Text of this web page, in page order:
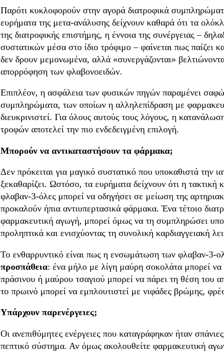
Παρότι κυκλοφορούν στην αγορά διατροφικά
ευρήματα της μετα-ανάλυσης δείχνουν καθαρά ότι τα
της διατροφικής επιστήμης, η έννοια της συνέργειας –
συστατικών μέσα στο ίδιο τρόφιμο – φαίνεται πως παίζει
δεν δρουν μεμονωμένα, αλλά «συνεργάζονται»
απορρόφηση των φλαβονοειδών.
Επιπλέον, η ασφάλεια των φυσικών πηγών παραμένει
συμπληρώματα, των οποίων η αλληλεπίδραση με
διευκρινιστεί. Για όλους αυτούς τους λόγους, η
τροφών αποτελεί την πιο ενδεδειγμένη επιλογή.
Μπορούν να αντικαταστήσουν τα φάρμακα;
Δεν πρόκειται για μαγικό συστατικό που υποκαθιστά την
ξεκαθαρίζει. Ωστόσο, τα ευρήματα δείχνουν ότι η
φλαβαν-3-όλες μπορεί να οδηγήσει σε μείωση της
προκαλούν ήπια αντιυπερτασικά φάρμακα. Ένα τέτοιο
φαρμακευτική αγωγή, μπορεί όμως να τη συμπληρώσει
προληπτικά και ενισχύοντας τη συνολική καρδιαγγειακή
Το ενθαρρυντικό είναι πως η ενσωμάτωση των φλαβαν-3-
προσπάθεια: ένα μήλο με λίγη μαύρη σοκολάτα μπορεί να
πράσινου ή μαύρου τσαγιού μπορεί να πάρει τη θέση του
το πρωινό μπορεί να εμπλουτιστεί με νιφάδες βρώμης,
Υπάρχουν παρενέργειες;
Οι ανεπιθύμητες ενέργειες που καταγράφηκαν ήταν
πεπτικό σύστημα. Αν όμως ακολουθείτε φαρμακευτική